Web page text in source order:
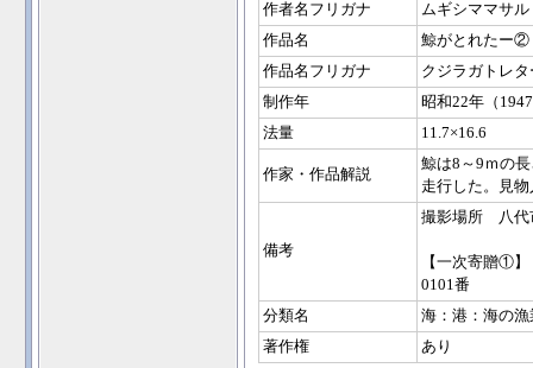
作者名フリガナ
ムギシママサル
作品名
鯨がとれたー②
作品名フリガナ
クジラガトレ
制作年
昭和22年（
法量
11.7×16.6
作家・作品解説
鯨は8～9ｍの
走行した。見
備考
撮影場所 八代
【一次寄贈①】
0101番
分類名
海：港：海の漁
著作権
あり